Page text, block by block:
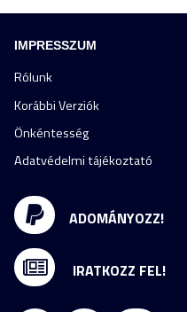
ADOMÁNYOZZ!
IRATKOZZ FEL!
IMPRESSZUM
Rólunk
Korábbi Verziók
Önkéntesség
Adatvédelmi tájékoztató